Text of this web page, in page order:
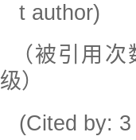
t author)
（被引用
级）
(Cited by: